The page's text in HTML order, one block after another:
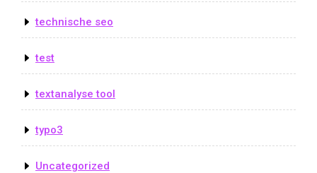
technische seo
test
textanalyse tool
typo3
Uncategorized